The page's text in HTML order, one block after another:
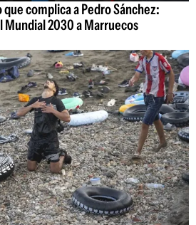
complica a Pedro Sánchez:
Mundial 2030 a Marruecos